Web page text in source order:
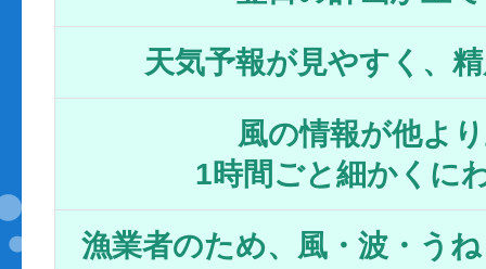
天気予報が見やすく、
風の情報が他よ
1時間ごと細かくに
漁業者のため、風・波・う